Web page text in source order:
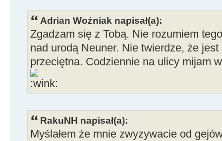
Adrian Woźniak napisał(a):
Zgadzam się z Tobą. Nie rozumiem
nad urodą Neuner. Nie twierdze, że
przeciętna. Codziennie na ulicy mijam
RakuNH napisał(a):
Myślałem że mnie zwyzywacie od